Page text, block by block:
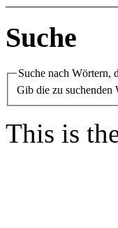
Suche
Suche nach Wörtern,
Gib die zu suchenden
This is